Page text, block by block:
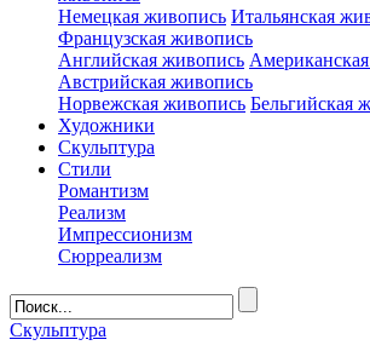
Немецкая живопись Итальянская
Французская живопись
Английская живопись
Австрийская живопись
Норвежская живопись Бельгийская
Художники
Скульптура
Стили
Романтизм
Реализм
Импрессионизм
Сюрреализм
Скульптура